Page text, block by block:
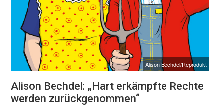
Alison Bechdel/Reprodukt
Alison Bechdel: „Hart erkämpfte Rechte
werden zurückgenommen“